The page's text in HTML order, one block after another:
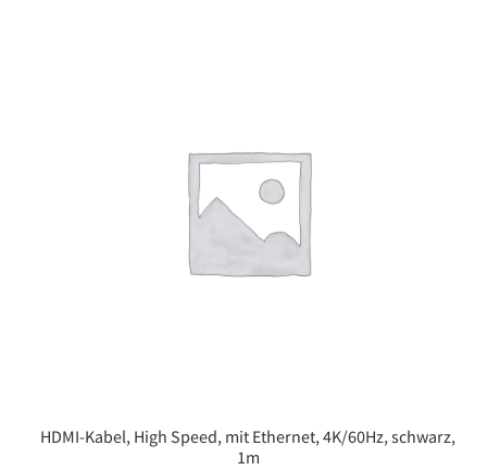
HDMI-Kabel, High Speed, mit Ethernet, 4K/60Hz, schwarz,
1m